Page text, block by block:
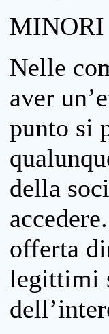
MINORI
Nelle
aver
punto si
della
offerta
legittimi